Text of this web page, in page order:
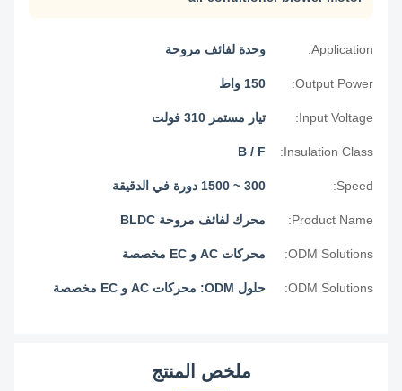
Application: وحدة لفائف مروحة
Output Power: 150 واط
Input Voltage: تيار مستمر 310 فولت
Insulation Class:
B / F
Speed:
Product Name: محرك لفائف مروحة BLDC
ODM Solutions: محركات AC و EC مخصصة
ODM Solutions: حلول ODM: محركات AC و EC مخصصة
ملخص المنتج